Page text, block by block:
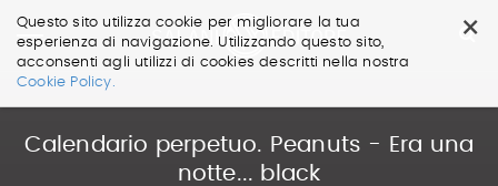
×
Questo sito utilizza cookie per migliorare la tua
esperienza di navigazione. Utilizzando questo sito,
acconsenti agli utilizzi di cookies descritti nella nostra
Cookie Policy.
Salta
Salta
Calendario perpetuo. Peanuts - Era una
notte... black